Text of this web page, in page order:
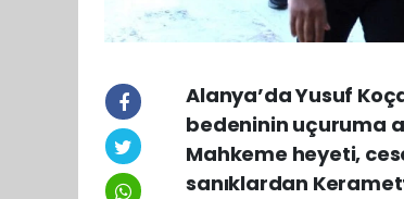
Alanya’da Yusuf
bedeninin uçuruma
Mahkeme heyeti,
sanıklardan